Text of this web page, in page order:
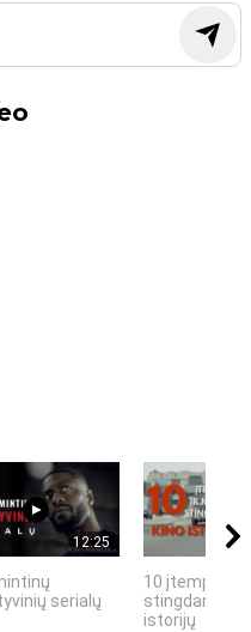
12:25
serialų
10 įtemptų,
stingdančių
istorijų